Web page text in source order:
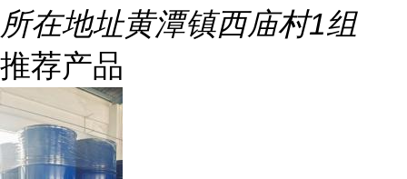
所在地址黄潭镇西庙村1组
推荐产品